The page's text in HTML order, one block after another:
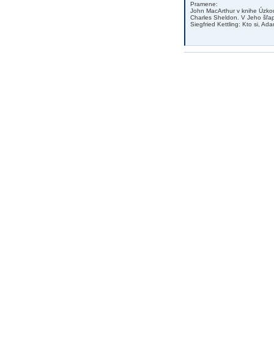
Pramene:
John MacArthur v knihe
Charles Sheldon. V Jeho
Siegfried Kettling: Kto si,